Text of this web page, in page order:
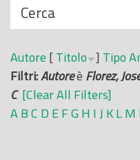
N
a
s
c
o
n
d
Cerca
Autore [Titolo ] Tipo
Filtri:Autoreè Florez,
C [Clear All Filters]
ABC D EFG H IJ KLM